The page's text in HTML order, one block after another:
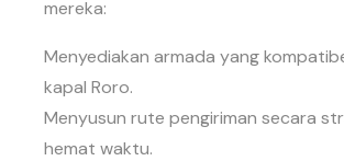
mereka:
Menyediakan armada yang
kapal Roro.
Menyusun rute pengiriman secara
hemat waktu.